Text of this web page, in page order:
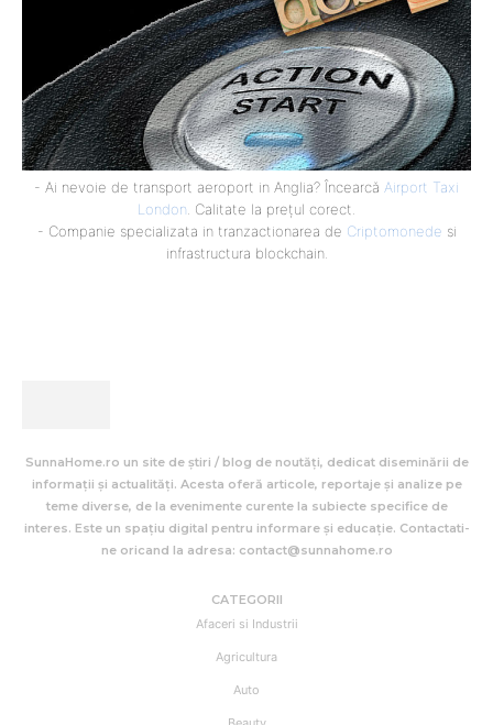
- Ai nevoie de transport aeroport in Anglia? Încearcă Airport Taxi
London. Calitate la prețul corect.
- Companie specializata in tranzactionarea de Criptomonede si
infrastructura blockchain.
SunnaHome.ro un site de știri / blog de noutăți, dedicat diseminării de
informații și actualități. Acesta oferă articole, reportaje și analize pe
teme diverse, de la evenimente curente la subiecte specifice de
interes. Este un spațiu digital pentru informare și educație. Contactati-
ne oricand la adresa: contact@sunnahome.ro
CATEGORII
Afaceri si Industrii
Agricultura
Auto